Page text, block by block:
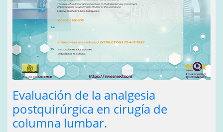
Evaluación de la analgesia
postquirúrgica en cirugía de
columna lumbar.